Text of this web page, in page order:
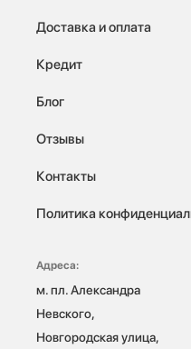
Доставка и оплата
Кредит
Блог
Отзывы
Контакты
Политика
Адреса:
м. пл. Александра
Невского,
Новгородская улица,